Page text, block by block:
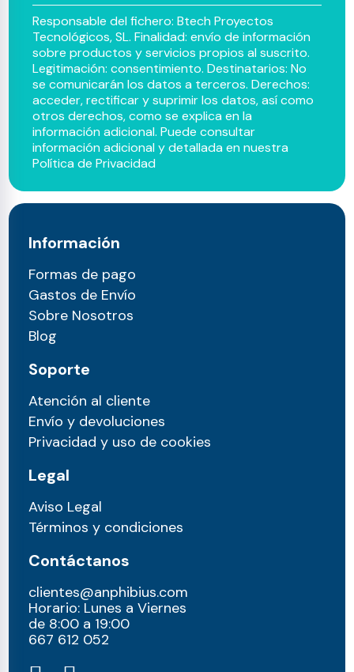
Responsable del fichero: Btech Proyectos
Tecnológicos, SL. Finalidad: envío de información
sobre productos y servicios propios al suscrito.
Legitimación: consentimiento. Destinatarios: No
se comunicarán los datos a terceros. Derechos:
acceder, rectificar y suprimir los datos, así como
otros derechos, como se explica en la
información adicional. Puede consultar
información adicional y detallada en nuestra
Política de Privacidad
Información
Formas de pago
Gastos de Envío
Sobre Nosotros
Blog
Soporte
Atención al cliente
Envío y devoluciones
Privacidad y uso de cookies
Legal
Aviso Legal
Términos y condiciones
Contáctanos
clientes@anphibius.com
Horario: Lunes a Viernes
de 8:00 a 19:00
667 612 052​